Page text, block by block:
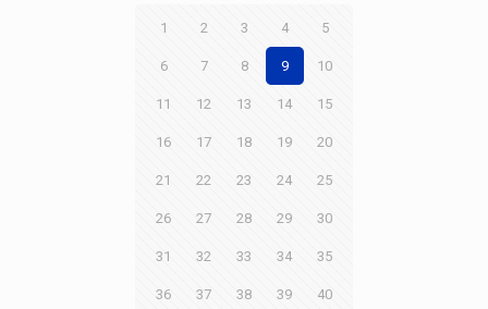
1 2 3 4 5
6 7 8 9 10
11 12 13 14 15
16 17 18 19 20
21 22 23 24 25
26 27 28 29 30
31 32 33 34 35
36 37 38 39 40